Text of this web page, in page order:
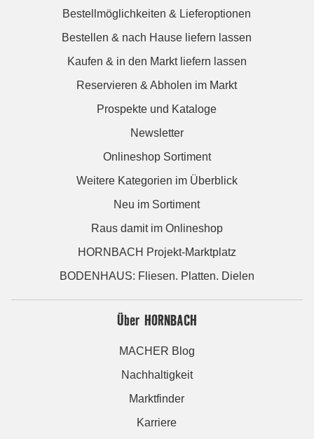
Bestellmöglichkeiten & Lieferoptionen
Bestellen & nach Hause liefern lassen
Kaufen & in den Markt liefern lassen
Reservieren & Abholen im Markt
Prospekte und Kataloge
Newsletter
Onlineshop Sortiment
Weitere Kategorien im Überblick
Neu im Sortiment
Raus damit im Onlineshop
HORNBACH Projekt-Marktplatz
BODENHAUS: Fliesen. Platten. Dielen
Über HORNBACH
MACHER Blog
Nachhaltigkeit
Marktfinder
Karriere